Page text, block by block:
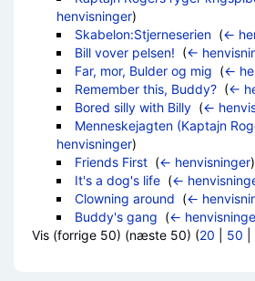
henvisninger)
Skabelon:Stjerneserien‎ (←
Bill vover pelsen! (←
Far, mor, Bulder og mig (←
Remember this, Buddy?‎ (←
Bored silly with Billy‎ (←
Menneskejagten (Kaptajn
henvisninger)
Friends First‎ (← henvisninger)
It's a dog's life‎ (←
Clowning around (←
Buddy's gang (←
Vis (forrige 50) (næste 50) (20 50